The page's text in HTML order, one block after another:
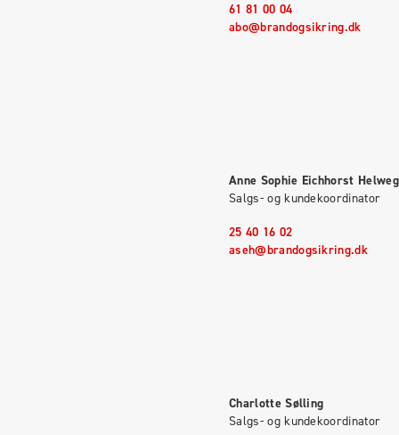
61 81 00 04
abo@brandogsikring.dk
Anne Sophie Eichhorst Helweg
Salgs- og kundekoordinator
25 40 16 02
aseh@brandogsikring.dk
Charlotte Sølling
Salgs- og kundekoordinator